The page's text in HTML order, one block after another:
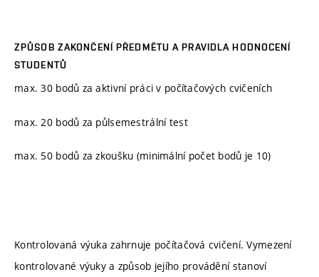
ZPŮSOB ZAKONČENÍ PŘEDMĚTU A PRAVIDLA HODNOCENÍ
STUDENTŮ
max. 30 bodů za aktivní práci v počítačových cvičeních
max. 20 bodů za půlsemestrální test
max. 50 bodů za zkoušku (minimální počet bodů je 10)
Kontrolovaná výuka zahrnuje počítačová cvičení. Vymezení
kontrolované výuky a způsob jejího provádění stanoví